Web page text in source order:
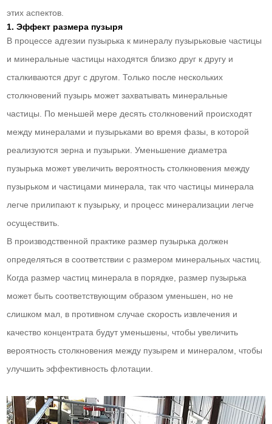
этих аспектов.
1. Эффект размера пузыря
В процессе адгезии пузырька к минералу пузырьковые частицы
и минеральные частицы находятся близко друг к другу и
сталкиваются друг с другом. Только после нескольких
столкновений пузырь может захватывать минеральные
частицы. По меньшей мере десять столкновений происходят
между минералами и пузырьками во время фазы, в которой
реализуются зерна и пузырьки. Уменьшение диаметра
пузырька может увеличить вероятность столкновения между
пузырьком и частицами минерала, так что частицы минерала
легче прилипают к пузырьку, и процесс минерализации легче
осуществить.
В производственной практике размер пузырька должен
определяться в соответствии с размером минеральных частиц.
Когда размер частиц минерала в порядке, размер пузырька
может быть соответствующим образом уменьшен, но не
слишком мал, в противном случае скорость извлечения и
качество концентрата будут уменьшены, чтобы увеличить
вероятность столкновения между пузырем и минералом, чтобы
улучшить эффективность флотации.